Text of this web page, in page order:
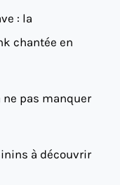
: la
chantée en
ne pas manquer
à découvrir